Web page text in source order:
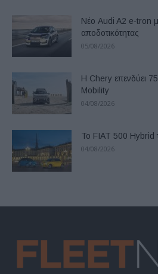
Νέο Audi A2 e-tron
αποδοτικότητας
05/08/2026
Η Chery επενδύει
Mobility
04/08/2026
Το FIAT 500
04/08/2026